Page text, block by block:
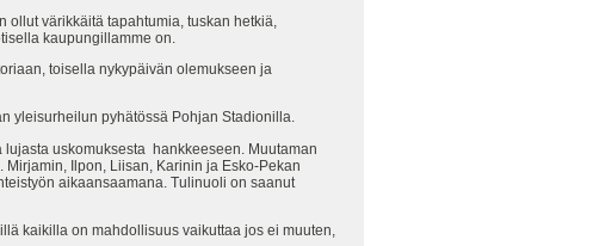
ollut värikkäitä tapahtumia, tuskan hetkiä,
kaupungillamme on.
toisella nykypäivän olemukseen ja
yleisurheilun pyhätössä Pohjan Stadionilla.
uskomuksesta hankkeeseen. Muutaman
Ilpon, Liisan, Karinin ja Esko-Pekan
aikaansaamana. Tulinuoli on saanut
kaikilla on mahdollisuus vaikuttaa jos ei muuten,